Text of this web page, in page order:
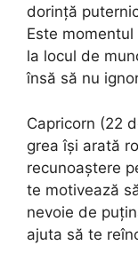
dorință
Este
la locul de
însă să nu
Capricorn (22
grea își arată
recunoaștere
te motivează
nevoie de
ajuta să te